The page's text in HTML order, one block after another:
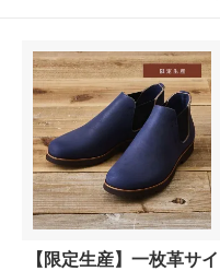
【限定生産】一枚革サイ